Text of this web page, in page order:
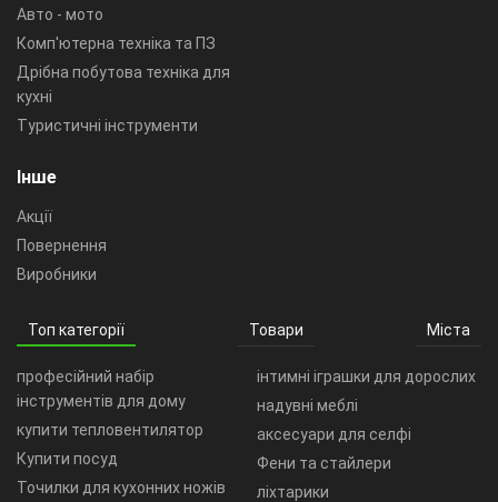
Авто - мото
Комп'ютерна техніка та ПЗ
Дрібна побутова техніка для
кухні
Туристичні інструменти
Інше
Акції
Повернення
Виробники
Топ категорії Товари Міста
професійний набір
інструментів для дому
купити тепловентилятор
Купити посуд
Точилки для кухонних ножів
інтимні іграшки для дорослих
надувні меблі
аксесуари для селфі
Фени та стайлери
ліхтарики